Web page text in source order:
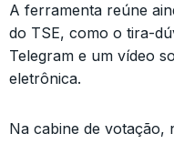
A ferramenta reúne
do TSE, como o tira-
Telegram e um vídeo
eletrônica.
Na cabine de votação,